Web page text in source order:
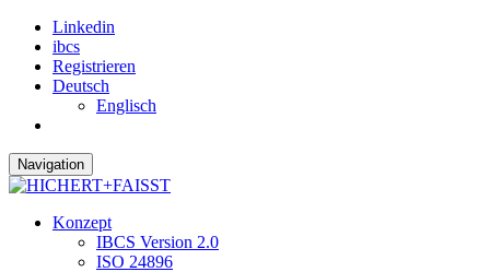
Linkedin
ibcs
Registrieren
Deutsch
Englisch
Navigation
Konzept
IBCS Version 2.0
ISO 24896